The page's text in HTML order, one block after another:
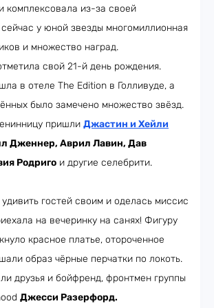
комплексовала из-за своей
у юной звезды многомиллионная
и множество наград.
свой 21-й день рождения.
в отеле The Edition в Голливуде, а
было замечено множество звёзд.
пришли Джастин и Хейли
Дженнер, Аврил Лавин, Дав
Родриго и другие селебрити.
гостей своим и оделась миссис
на вечеринку на санях! Фигуру
красное платье, отороченное
образ чёрные перчатки по локоть.
друзья и бойфренд, фронтмен группы
Джесси Разерфорд.